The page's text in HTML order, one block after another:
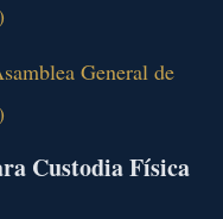
General de
Custodia Física